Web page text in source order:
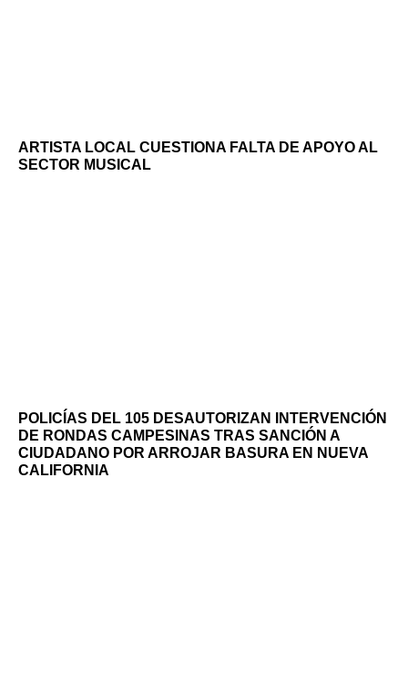
ARTISTA LOCAL CUESTIONA FALTA DE APOYO AL
SECTOR MUSICAL
POLICÍAS DEL 105 DESAUTORIZAN INTERVENCIÓN
DE RONDAS CAMPESINAS TRAS SANCIÓN A
CIUDADANO POR ARROJAR BASURA EN NUEVA
CALIFORNIA